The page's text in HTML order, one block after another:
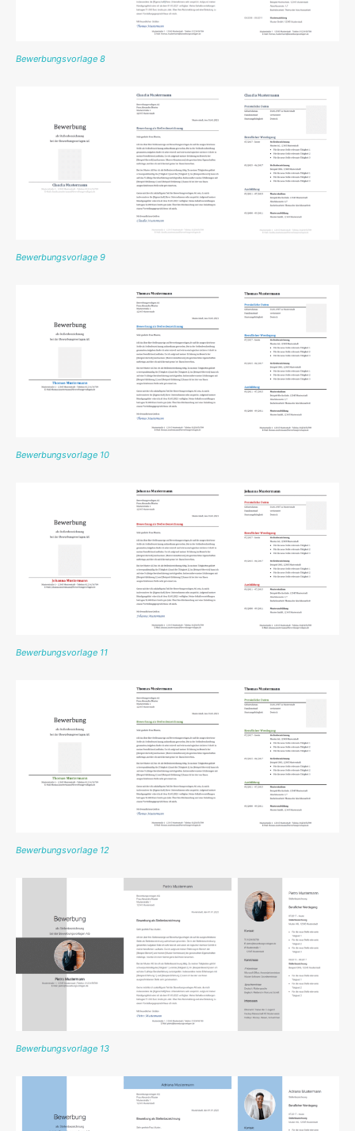
Bewerbungsvorlage 8
Bewerbungsvorlage 9
Bewerbungsvorlage 10
Bewerbungsvorlage 11
Bewerbungsvorlage 12
Bewerbungsvorlage 13